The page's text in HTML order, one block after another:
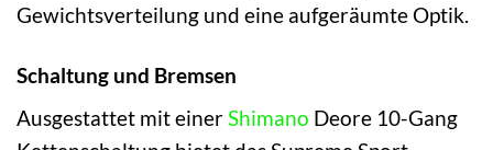
Gewichtsverteilung und eine aufgeräumte Optik.
Schaltung und Bremsen
Ausgestattet mit einerShimano Deore 10-Gang